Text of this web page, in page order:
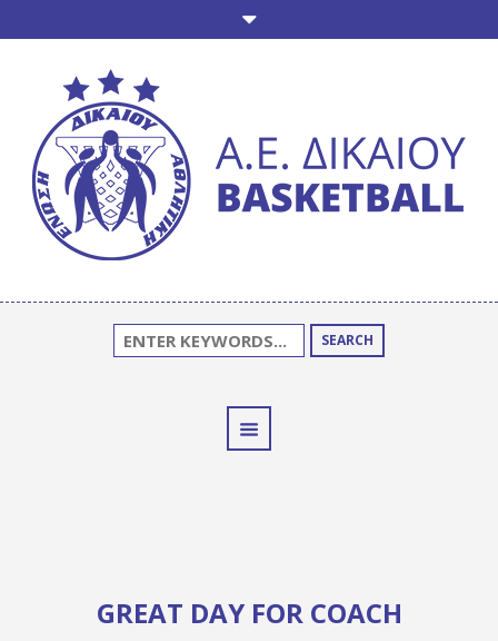
SEARCH
GREAT DAY FOR COACH